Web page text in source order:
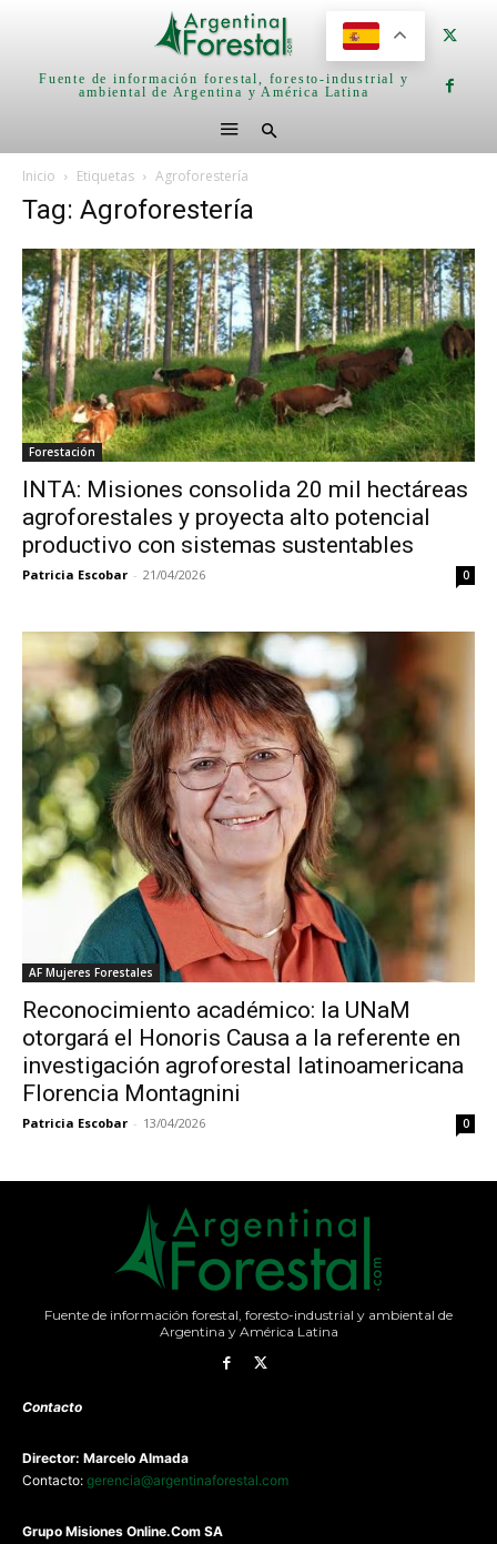
Fuente de información forestal, foresto-industrial y
ambiental de Argentina y América Latina
Inicio Etiquetas Agroforestería
Tag: Agroforestería
Forestación
INTA: Misiones consolida 20 mil hectáreas
agroforestales y proyecta alto potencial
productivo con sistemas sustentables
Patricia Escobar - 21/04/2026 0
AF Mujeres Forestales
Reconocimiento académico: la UNaM
otorgará el Honoris Causa a la referente en
investigación agroforestal latinoamericana
Florencia Montagnini
Patricia Escobar - 13/04/2026 0
Fuente de información forestal, foresto-industrial y ambiental de
Argentina y América Latina
Contacto
Director: Marcelo Almada
Contacto: gerencia@argentinaforestal.com
Grupo Misiones Online.Com SA